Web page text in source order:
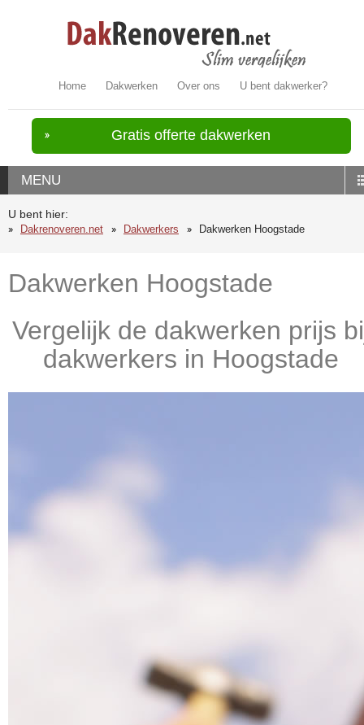
Home Dakwerken Over ons U bent dakwerker?
Gratis offerte dakwerken
MENU
U bent hier:
Dakrenoveren.net
Dakwerkers Dakwerken Hoogstade
Dakwerken Hoogstade
Vergelijk de dakwerken prijs
dakwerkers in Hoogstade